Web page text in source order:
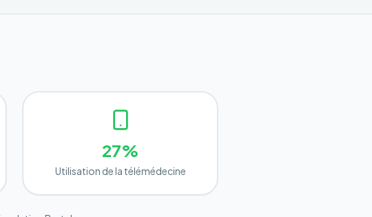
27%
Utilisation de la télémédecine